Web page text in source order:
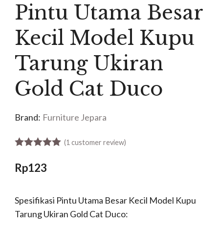
Pintu Utama Besar
Kecil Model Kupu
Tarung Ukiran
Gold Cat Duco
Brand: Furniture Jepara
(1 customer review)
Rp123
Spesifikasi Pintu Utama Besar Kecil Model Kupu
Tarung Ukiran Gold Cat Duco: